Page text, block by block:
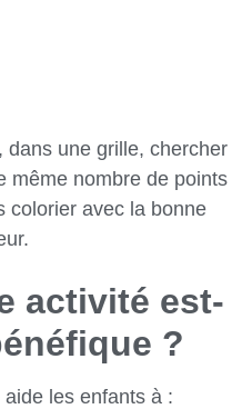
dans une grille, chercher
même nombre de points
colorier avec la bonne
activité est-
?
les enfants à :